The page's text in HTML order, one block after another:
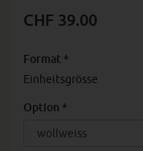
CHF 39.00
Format *
Einheitsgrösse
Option *